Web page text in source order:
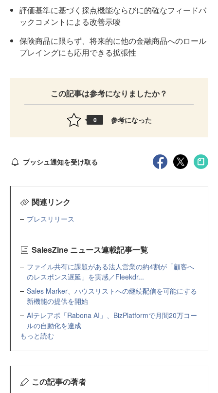
評価基準に基づく採点機能ならびに的確なフィードバ
ックコメントによる改善示唆
保険商品に限らず、将来的に他の金融商品へのロール
プレイングにも応用できる拡張性
この記事は参考になりましたか？
0 参考になった
プッシュ通知を受け取る
関連リンク
プレスリリース
SalesZine ニュース連載記事一覧
ファイル共有に課題がある法人営業の約4割が「顧客へ
のレスポンス遅延」を実感／Fleekdr...
Sales Marker、ハウスリストへの継続配信を可能にする
新機能の提供を開始
AIテレアポ「Rabona AI」、BizPlatformで月間20万コー
ルの自動化を達成
もっと読む
この記事の著者